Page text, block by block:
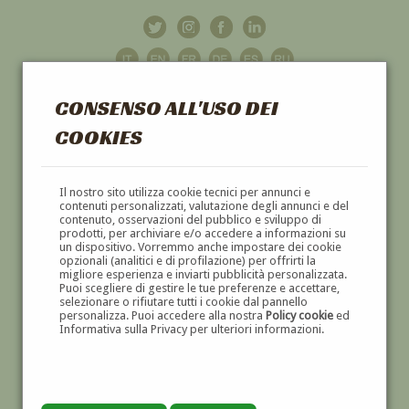
CONSENSO ALL'USO DEI
COOKIES
Il nostro sito utilizza cookie tecnici per annunci e
contenuti personalizzati, valutazione degli annunci e del
contenuto, osservazioni del pubblico e sviluppo di
prodotti, per archiviare e/o accedere a informazioni su
un dispositivo. Vorremmo anche impostare dei cookie
opzionali (analitici e di profilazione) per offrirti la
migliore esperienza e inviarti pubblicità personalizzata.
Puoi scegliere di gestire le tue preferenze e accettare,
selezionare o rifiutare tutti i cookie dal pannello
personalizza. Puoi accedere alla nostra Policy cookieed
Informativa sulla Privacy per ulteriori informazioni.
GALLERIAD'ARTE
DIPINTI E SCULTURE '800 E '900